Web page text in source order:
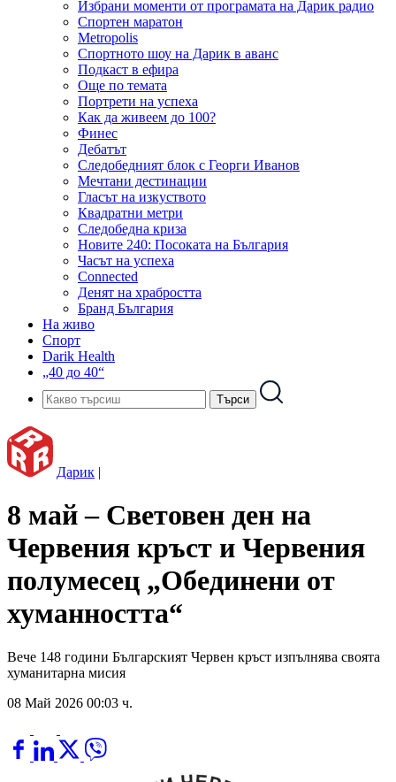
Избрани моменти от програмата на Дарик радио
Спортен маратон
Metropolis
Спортното шоу на Дарик в аванс
Подкаст в ефира
Още по темата
Портрети на успеха
Как да живеем до 100?
Финес
Дебатът
Следобедният блок с Георги Иванов
Мечтани дестинации
Гласът на изкуството
Квадратни метри
Следобедна криза
Новите 240: Посоката на България
Часът на успеха
Connected
Денят на храбростта
Бранд България
На живо
Спорт
Darik Health
„40 до 40“
Дарик |
8 май – Световен ден на
Червения кръст и Червения
полумесец „Обединени от
хуманността“
Вече 148 години Българският Червен кръст изпълнява своята
хуманитарна мисия
08 Май 2026 00:03 ч.